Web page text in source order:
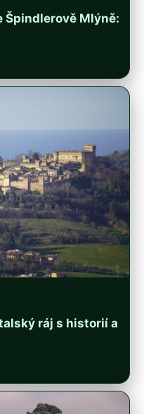
Špindlerově Mlýně:
ráj s historií a